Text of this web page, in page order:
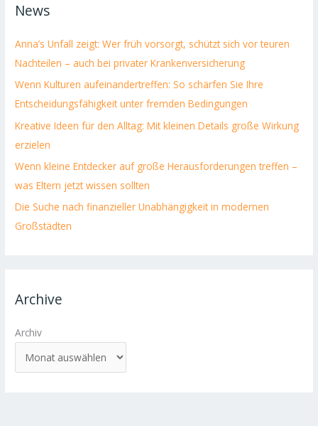
News
Anna’s Unfall zeigt: Wer früh vorsorgt, schützt sich vor teuren
Nachteilen – auch bei privater Krankenversicherung
Wenn Kulturen aufeinandertreffen: So schärfen Sie Ihre
Entscheidungsfähigkeit unter fremden Bedingungen
Kreative Ideen für den Alltag: Mit kleinen Details große Wirkung
erzielen
Wenn kleine Entdecker auf große Herausforderungen treffen –
was Eltern jetzt wissen sollten
Die Suche nach finanzieller Unabhängigkeit in modernen
Großstädten
Archive
Archiv